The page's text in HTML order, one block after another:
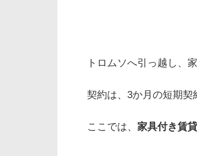
トロムソへ引っ越し、
契約は、3か月の短期契
ここでは、 家具付き賃